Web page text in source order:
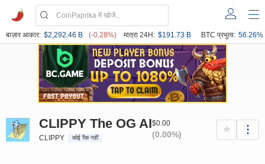
बाज़ार आकार: $2,292.46 B (-0.28%) मात्रा 24H: $191.73 B BTC प्रभुत्व: 56.26%
CLIPPY The OG AI
CLIPPY कोई रैंक नहीं
$0.00
(0.00%)